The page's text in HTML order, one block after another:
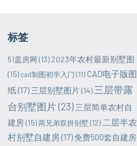
标签
51盖房网 (13) 2023年农村最新别墅图
(15) cad制图初学入门 (11) CAD电子版图
纸(17) 三层别墅图片(14) 三层带露
台别墅图片 (23) 三层简单农村自
建房(15)两兄弟双拼别墅 (12) 二层半农
村别墅自建房(17) 免费500套自建房